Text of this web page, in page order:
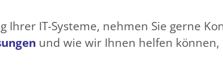
IT-Systeme, nehmen Sie gerne
und wie wir Ihnen helfen